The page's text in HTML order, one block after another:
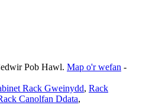
Pob Hawl. Map o'r wefan -
Rack Gweinydd, Rack
Canolfan Ddata,